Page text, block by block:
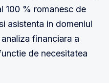
100 % romanesc de
asistenta in domeniul
financiara a
de necesitatea